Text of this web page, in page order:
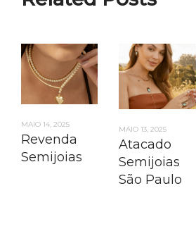
MAIO 14, 2025
Revenda
Semijoias
MAIO 13, 2025
Atacado
Semijoias
São Paulo